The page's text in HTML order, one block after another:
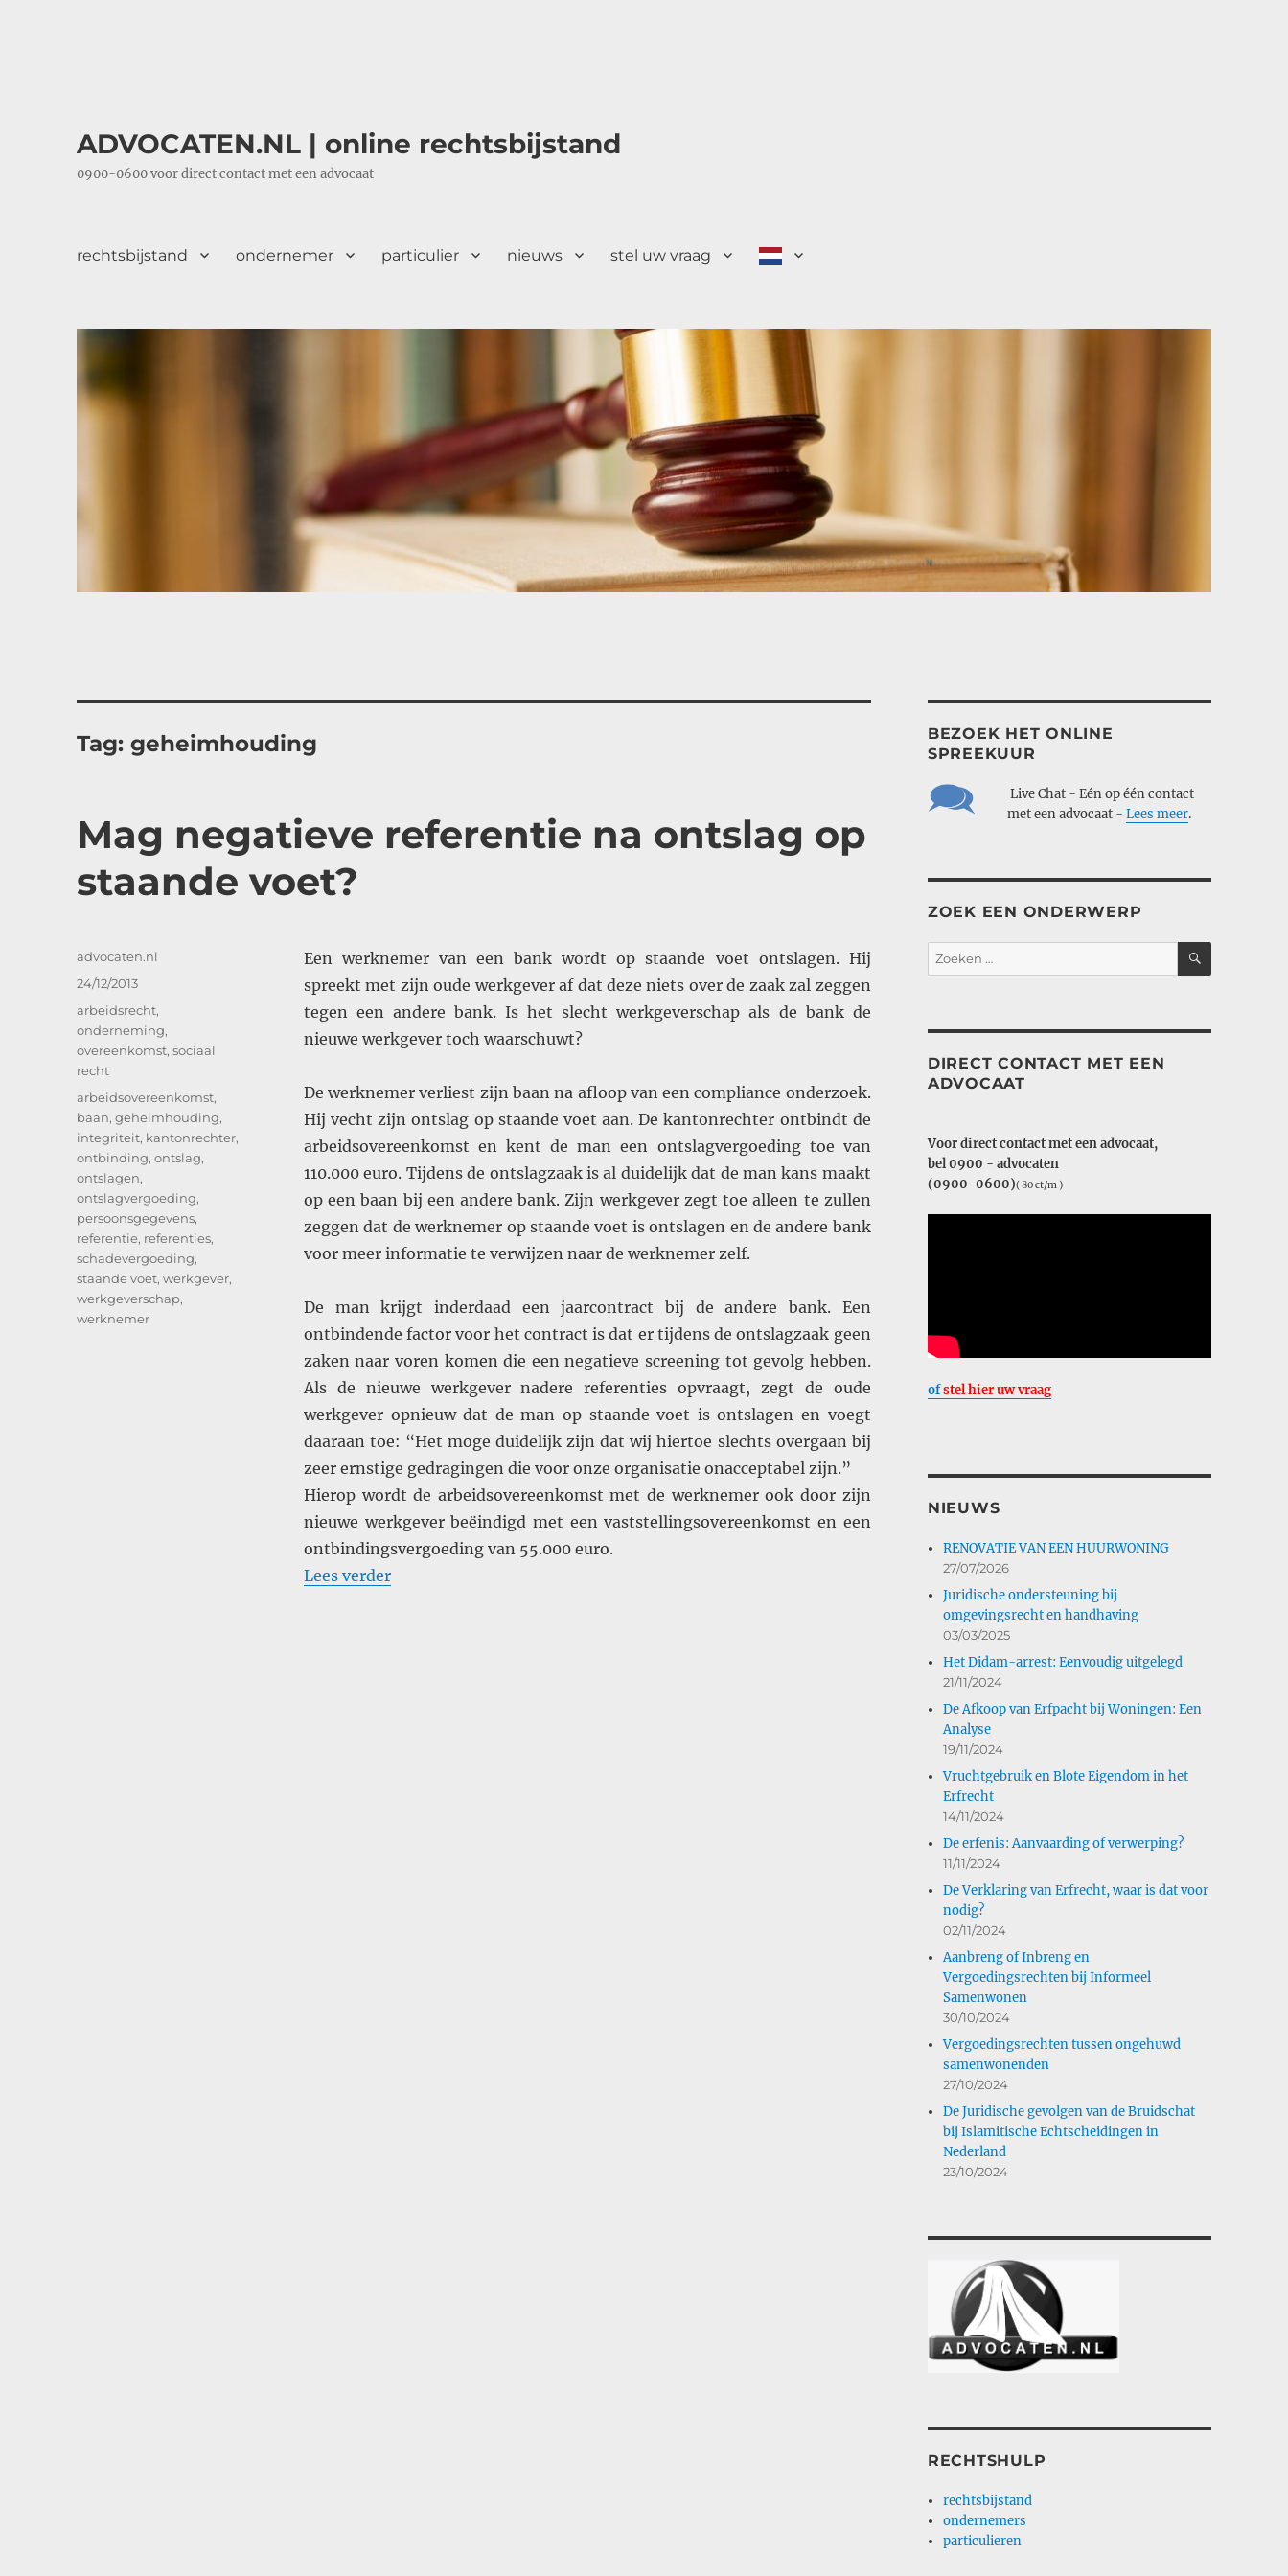
ADVOCATEN.NL | online rechtsbijstand
0900-0600 voor direct contact met een advocaat
rechtsbijstand ondernemer particulier nieuws stel uw vraag
Tag:geheimhouding
Mag negatieve referentie na ontslag op
staande voet?
Een werknemer van een bank wordt op staande voet ontslagen. Hij
spreekt met zijn oude werkgever af dat deze niets over de zaak zal zeggen
tegen een andere bank. Is het slecht werkgeverschap als de bank de
nieuwe werkgever toch waarschuwt?
De werknemer verliest zijn baan na afloop van een compliance onderzoek.
Hij vecht zijn ontslag op staande voet aan. De kantonrechter ontbindt de
arbeidsovereenkomst en kent de man een ontslagvergoeding toe van
110.000 euro. Tijdens de ontslagzaak is al duidelijk dat de man kans maakt
op een baan bij een andere bank. Zijn werkgever zegt toe alleen te zullen
zeggen dat de werknemer op staande voet is ontslagen en de andere bank
voor meer informatie te verwijzen naar de werknemer zelf.
De man krijgt inderdaad een jaarcontract bij de andere bank. Een
ontbindende factor voor het contract is dat er tijdens de ontslagzaak geen
zaken naar voren komen die een negatieve screening tot gevolg hebben.
Als de nieuwe werkgever nadere referenties opvraagt, zegt de oude
werkgever opnieuw dat de man op staande voet is ontslagen en voegt
daaraan toe: “Het moge duidelijk zijn dat wij hiertoe slechts overgaan bij
zeer ernstige gedragingen die voor onze organisatie onacceptabel zijn.”
Hierop wordt de arbeidsovereenkomst met de werknemer ook door zijn
nieuwe werkgever beëindigd met een vaststellingsovereenkomst en een
ontbindingsvergoeding van 55.000 euro.
Lees verder“Mag negatieve referentie na ontslag op staande voet?”
Auteur
advocaten.nl
Geplaatst
op
24/12/2013
Categorieën
arbeidsrecht,
onderneming,
overeenkomst,sociaal
recht
Tags
arbeidsovereenkomst,
baan,geheimhouding,
integriteit, kantonrechter,
ontbinding,ontslag,
ontslagen,
ontslagvergoeding,
persoonsgegevens,
referentie, referenties,
schadevergoeding,
staande voet,werkgever,
werkgeverschap,
werknemer
BEZOEK HET ONLINE
SPREEKUUR
Live Chat - Eén op één contact
met een advocaat - Lees meer.
ZOEK EEN ONDERWERP
Zoeken
naar:
ZOEKEN
DIRECT CONTACT MET EEN
ADVOCAAT
Voor direct contact met een advocaat,
bel 0900 - advocaten
(0900-0600)( 80 ct/m )
ofstel hier uw vraag
NIEUWS
RENOVATIE VAN EEN HUURWONING
27/07/2026
Juridische ondersteuning bij
omgevingsrecht en handhaving
03/03/2025
Het Didam-arrest: Eenvoudig uitgelegd
21/11/2024
De Afkoop van Erfpacht bij Woningen: Een
Analyse
19/11/2024
Vruchtgebruik en Blote Eigendom in het
Erfrecht
14/11/2024
De erfenis: Aanvaarding of verwerping?
11/11/2024
De Verklaring van Erfrecht, waar is dat voor
nodig?
02/11/2024
Aanbreng of Inbreng en
Vergoedingsrechten bij Informeel
Samenwonen
30/10/2024
Vergoedingsrechten tussen ongehuwd
samenwonenden
27/10/2024
De Juridische gevolgen van de Bruidschat
bij Islamitische Echtscheidingen in
Nederland
23/10/2024
RECHTSHULP
rechtsbijstand
ondernemers
particulieren